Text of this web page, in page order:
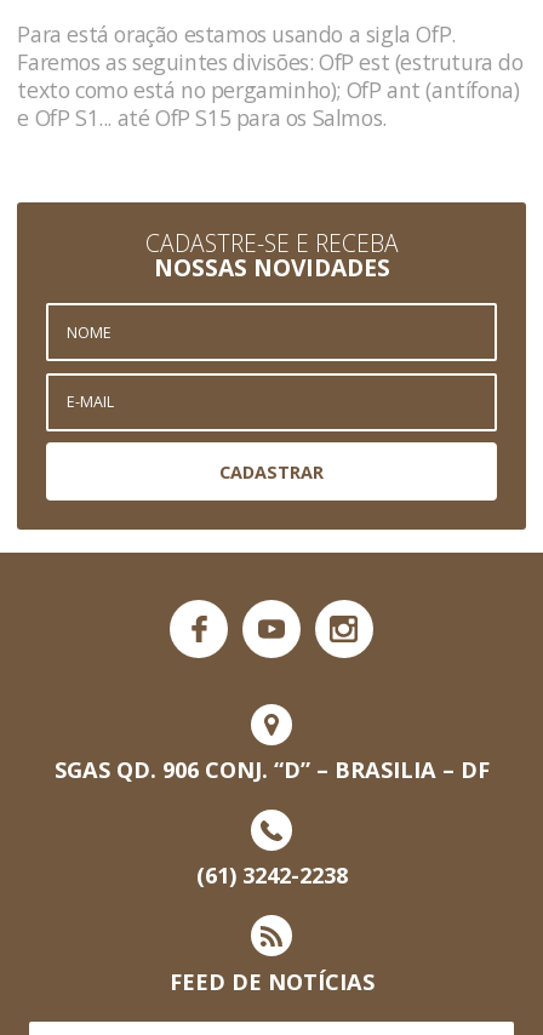
Para está oração estamos usando a sigla OfP.
Faremos as seguintes divisões: OfP est (estrutura do
texto como está no pergaminho); OfP ant (antífona)
e OfP S1... até OfP S15 para os Salmos.
CADASTRE-SE E RECEBA
NOSSAS NOVIDADES
CADASTRAR
SGAS QD. 906 CONJ. “D” – BRASILIA – DF
(61) 3242-2238
FEED DE NOTÍCIAS